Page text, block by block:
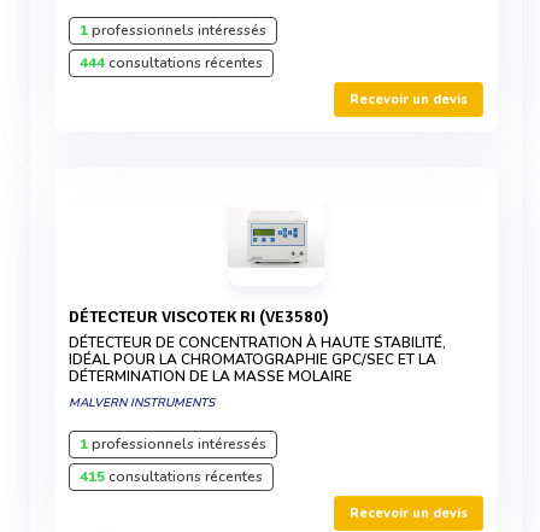
1professionnels intéressés
444consultations récentes
Recevoir un devis
DÉTECTEUR VISCOTEK RI (VE3580)
DÉTECTEUR DE CONCENTRATION À HAUTE STABILITÉ,
IDÉAL POUR LA CHROMATOGRAPHIE GPC/SEC ET LA
DÉTERMINATION DE LA MASSE MOLAIRE
MALVERN INSTRUMENTS
1professionnels intéressés
415consultations récentes
Recevoir un devis